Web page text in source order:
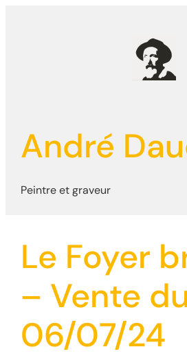
André
Peintre et graveur
Le Foyer
– Vente du
06/07/24